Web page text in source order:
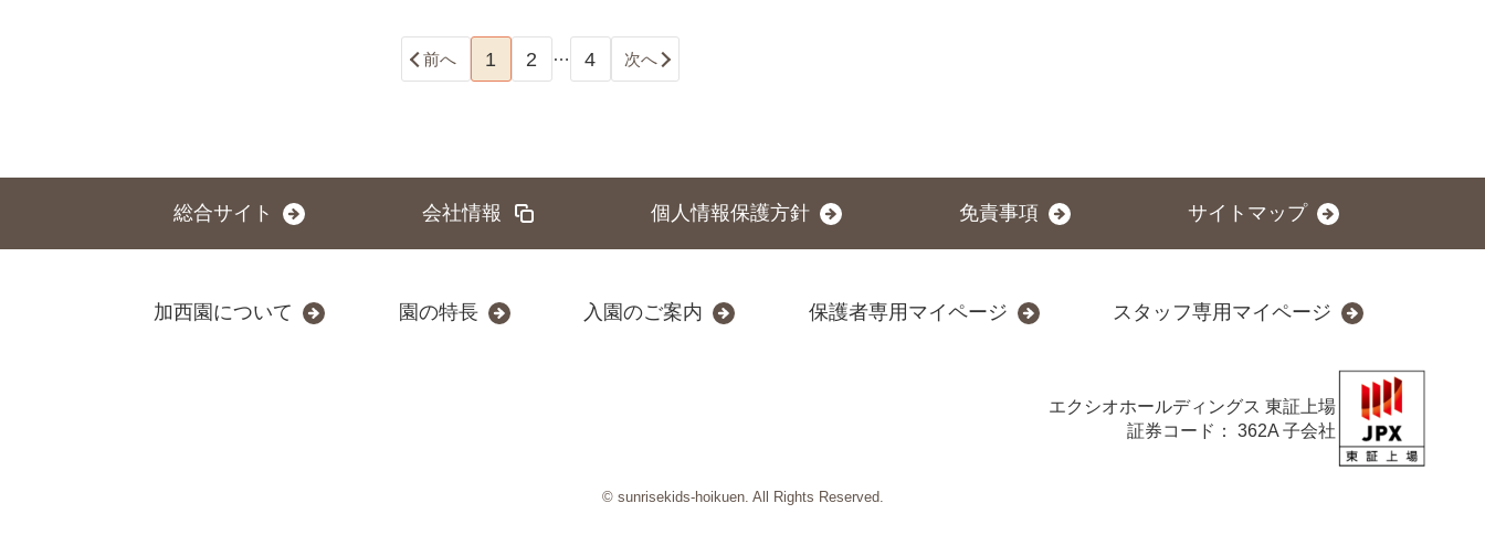
前へ 1 2 … 4 次へ
総合サイト 会社情報 個人情報保護方針 免責事項 サイトマップ
加西園について 園の特長 入園のご案内 保護者専用マイページ スタッフ専用マイページ
エクシオホールディングス 東証上場
証券コード： 362A 子会社
© sunrisekids-hoikuen. All Rights Reserved.